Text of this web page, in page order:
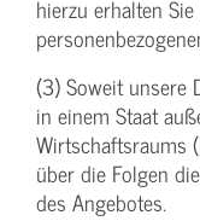
hierzu erhalten
(3) Soweit unsere
in einem Staat
Wirtschaftsraums
über die Folgen
des Angebotes.